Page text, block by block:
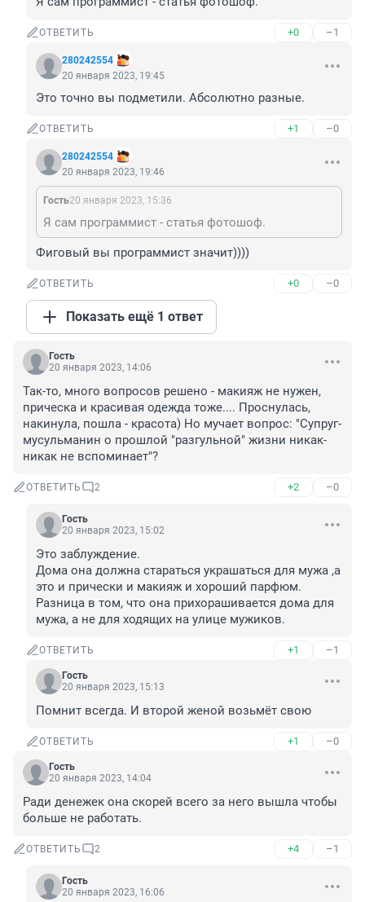
ОТВЕТИТЬ +0 –1
280242554
20 января 2023, 19:45
Это точно вы подметили. Абсолютно разные.
ОТВЕТИТЬ +1 –0
280242554
20 января 2023, 19:46
Гость20 января 2023, 15:36
Я сам программист - статья фотошоф.
Фиговый вы программист значит))))
ОТВЕТИТЬ +0 –0
Показать ещё 1 ответ
Гость
20 января 2023, 14:06
Так-то, много вопросов решено - макияж не нужен,
прическа и красивая одежда тоже.... Проснулась,
накинула, пошла - красота) Но мучает вопрос: "Супруг-
мусульманин о прошлой "разгульной" жизни никак-
никак не вспоминает"?
ОТВЕТИТЬ 2 +2 –0
Гость
20 января 2023, 15:02
Это заблуждение.
Дома она должна стараться украшаться для мужа ,а
это и прически и макияж и хороший парфюм.
Разница в том, что она прихорашивается дома для
мужа, а не для ходящих на улице мужиков.
ОТВЕТИТЬ +1 –1
Гость
20 января 2023, 15:13
Помнит всегда. И второй женой возьмёт свою
ОТВЕТИТЬ +1 –0
Гость
20 января 2023, 14:04
Ради денежек она скорей всего за него вышла чтобы
больше не работать.
ОТВЕТИТЬ 2 +4 –1
Гость
20 января 2023, 16:06